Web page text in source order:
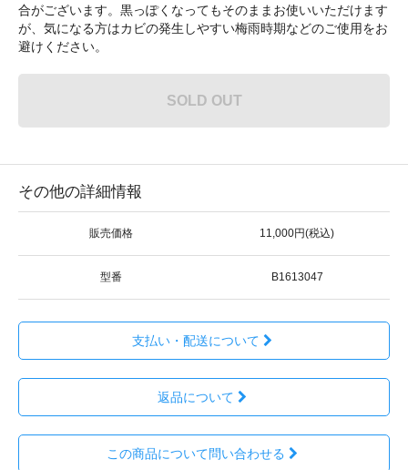
合がございます。黒っぽくなってもそのままお使いいただけます
が、気になる方はカビの発生しやすい梅雨時期などのご使用をお
避けください。
SOLD OUT
その他の詳細情報
販売価格 11,000円(税込)
型番 B1613047
支払い・配送について
返品について
この商品について問い合わせる